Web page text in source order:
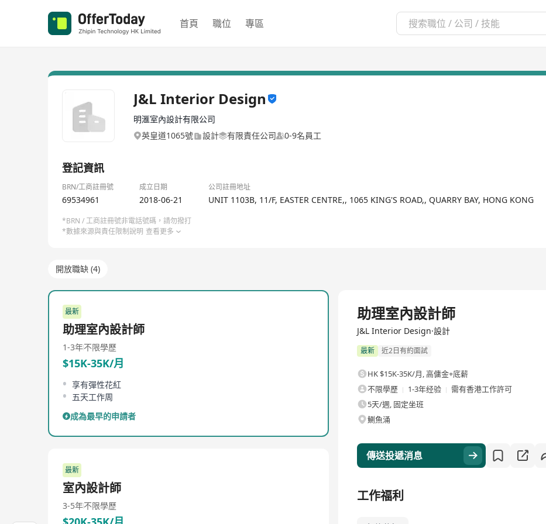
首頁 職位 專區
J&L Interior Design
明滙室內設計有限公司
英皇道1065號
設計 有限責任公司 0-9名員工
登記資訊
BRN/工商註冊號 成立日期 公司註冊地址
69534961 2018-06-21 UNIT 1103B, 11/F, EASTER CENTRE,, 1065 KING'S ROAD,, QUARRY BAY, HONG KONG
*BRN / 工商註冊號非電話號碼，請勿撥打
*數據來源與責任限制說明 查看更多
開放職缺 (4)
最新
助理室內設計師
1-3年不限學歷
$15K-35K/月
享有彈性花紅
五天工作周
成為最早的申請者
最新
室內設計師
3-5年不限學歷
助理室內設計師
J&L Interior Design·設計
最新 近2日有約面試
HK $15K-35K/月,高傭金+底薪
不限學歷
1-3年经验
需有香港工作許可
5天/週, 固定坐班
鰂魚涌
傳送投遞消息
工作福利